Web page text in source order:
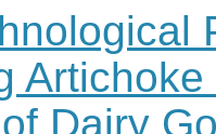
Dairy